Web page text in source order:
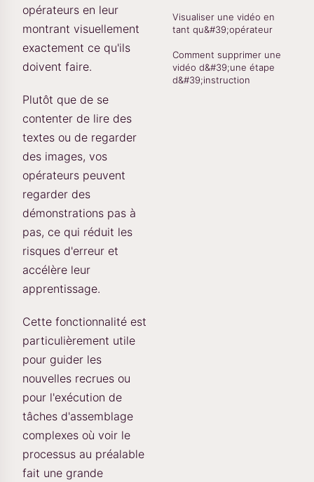
opérateurs en leur
montrant visuellement
exactement ce qu'ils
doivent faire.
Plutôt que de se
contenter de lire des
textes ou de regarder
des images, vos
opérateurs peuvent
regarder des
démonstrations pas à
pas, ce qui réduit les
risques d'erreur et
accélère leur
apprentissage.
Cette fonctionnalité est
particulièrement utile
pour guider les
nouvelles recrues ou
pour l'exécution de
tâches d'assemblage
complexes où voir le
processus au préalable
fait une grande
Visualiser une vidéo en
tant qu&#39;opérateur
Comment supprimer une
vidéo d&#39;une étape
d&#39;instruction